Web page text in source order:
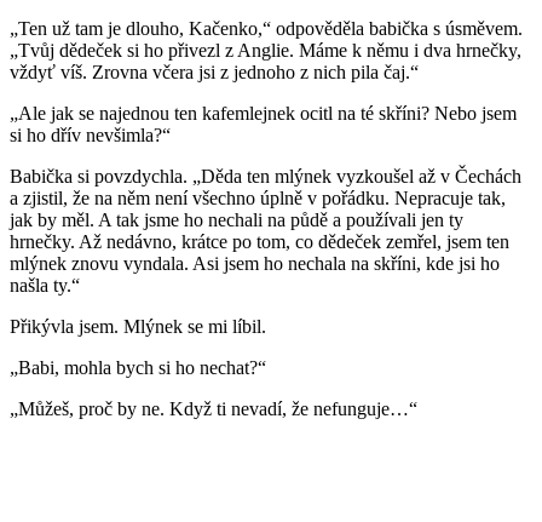
„Ten už tam je dlouho, Kačenko,“ odpověděla babička s úsměvem.
„Tvůj dědeček si ho přivezl z Anglie. Máme k němu i dva hrnečky,
vždyť víš. Zrovna včera jsi z jednoho z nich pila čaj.“
„Ale jak se najednou ten kafemlejnek ocitl na té skříni? Nebo jsem
si ho dřív nevšimla?“
Babička si povzdychla. „Děda ten mlýnek vyzkoušel až v Čechách
a zjistil, že na něm není všechno úplně v pořádku. Nepracuje tak,
jak by měl. A tak jsme ho nechali na půdě a používali jen ty
hrnečky. Až nedávno, krátce po tom, co dědeček zemřel, jsem ten
mlýnek znovu vyndala. Asi jsem ho nechala na skříni, kde jsi ho
našla ty.“
Přikývla jsem. Mlýnek se mi líbil.
„Babi, mohla bych si ho nechat?“
„Můžeš, proč by ne. Když ti nevadí, že nefunguje…“